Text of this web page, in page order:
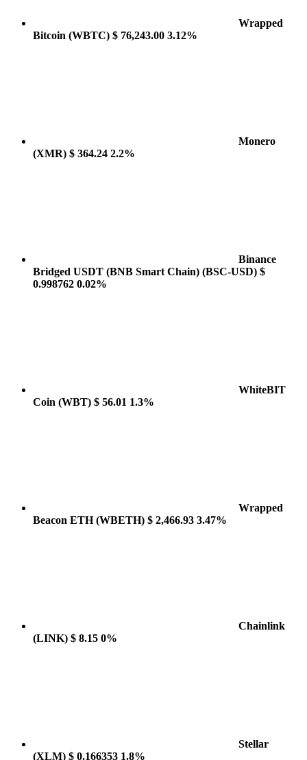
Wrapped
Bitcoin (WBTC) $ 76,243.00 3.12%
Monero
(XMR) $ 364.24 2.2%
Binance
Bridged USDT (BNB Smart Chain) (BSC-USD) $
0.998762 0.02%
WhiteBIT
Coin (WBT) $ 56.01 1.3%
Wrapped
Beacon ETH(WBETH) $ 2,466.93 3.47%
Chainlink
(LINK) $ 8.15 0%
Stellar
(XLM) $ 0.166353 1.8%